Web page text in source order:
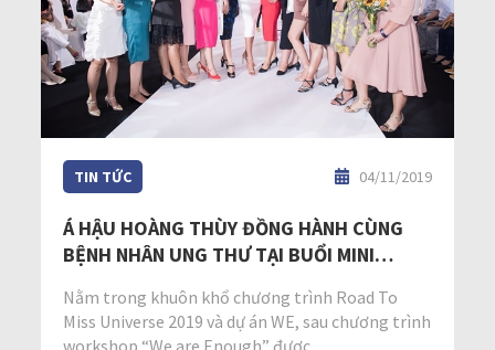
TIN TỨC 04/11/2019
Á HẬU HOÀNG THÙY ĐỒNG HÀNH CÙNG
BỆNH NHÂN UNG THƯ TẠI BUỔI MINI
Nằm trong khuôn khổ chương trình Road To
Miss Universe 2019 và dự án WE, sau chương trình